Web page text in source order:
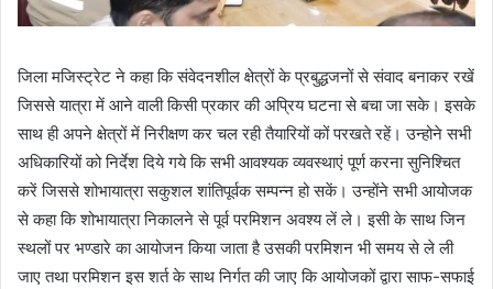
जिला मजिस्ट्रेट ने कहा कि संवेदनशील क्षेत्रों के प्रबुद्धजनों से संवाद बनाकर रखें
जिससे यात्रा में आने वाली किसी प्रकार की अप्रिय घटना से बचा जा सके। इसके
साथ ही अपने क्षेत्रों में निरीक्षण कर चल रही तैयारियों कों परखते रहें। उन्होने सभी
अधिकारियों को निर्देश दिये गये कि सभी आवश्यक व्यवस्थाएं पूर्ण करना सुनिश्चित
करें जिससे शोभायात्रा सकुशल शांतिपूर्वक सम्पन्न हो सकें। उन्होंने सभी आयोजक
से कहा कि शोभायात्रा निकालने से पूर्व परमिशन अवश्य लें ले। इसी के साथ जिन
स्थलों पर भण्डारे का आयोजन किया जाता है उसकी परमिशन भी समय से ले ली
जाए तथा परमिशन इस शर्त के साथ निर्गत की जाए कि आयोजकों द्वारा साफ-सफाई